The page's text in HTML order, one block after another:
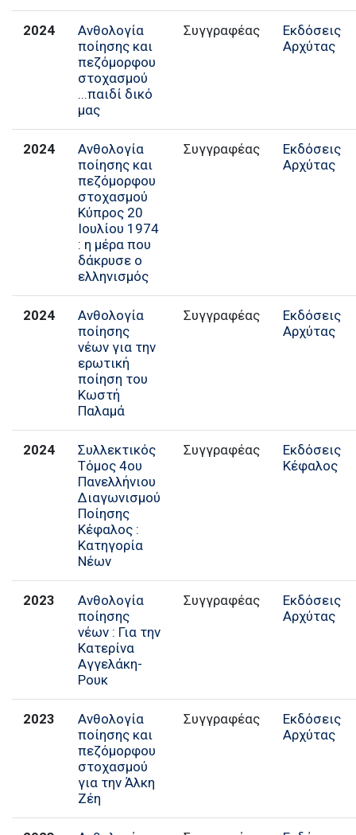
2024
Ανθολογία
ποίησης και
πεζόμορφου
στοχασμού
...παιδί δικό
μας
Εκδόσεις
Αρχύτας
2024
Ανθολογία
ποίησης και
πεζόμορφου
στοχασμού
Κύπρος 20
Ιουλίου 1974
: η μέρα που
δάκρυσε ο
ελληνισμός
Συγγραφέας
Εκδόσεις
Αρχύτας
2024
Ανθολογία
ποίησης
νέων για την
ερωτική
ποίηση του
Κωστή
Παλαμά
Συγγραφέας
Εκδόσεις
Αρχύτας
2024
Συλλεκτικός
Τόμος 4ου
Πανελλήνιου
Διαγωνισμού
Ποίησης
Κέφαλος :
Κατηγορία
Νέων
Συγγραφέας
Εκδόσεις
Κέφαλος
2023
Ανθολογία
ποίησης
νέων : Για την
Κατερίνα
Αγγελάκη-
Ρουκ
Συγγραφέας
Εκδόσεις
Αρχύτας
2023
Ανθολογία
ποίησης και
πεζόμορφου
στοχασμού
για την Άλκη
Ζέη
Συγγραφέας
Εκδόσεις
Αρχύτας